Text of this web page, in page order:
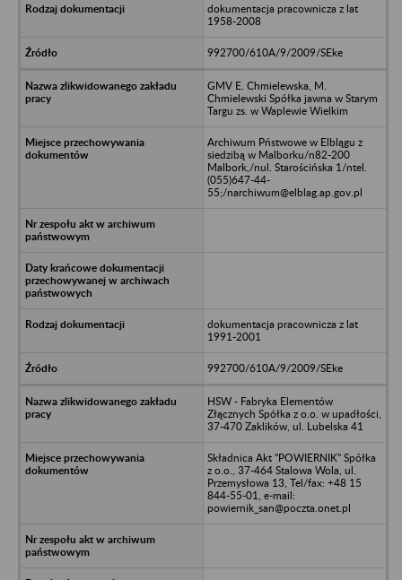
dokumentacja pracownicza z lat
1958-2008
992700/610A/9/2009/SEke
GMV E. Chmielewska, M.
Chmielewski Spółka jawna w Starym
Targu zs. w Waplewie Wielkim
Archiwum Pństwowe w Elblągu z
siedzibą w Malborku/n82-200
Malbork,/nul. Starościńska 1/ntel.
(055)647-44-
55;/narchiwum@elblag.ap.gov.pl
dokumentacja pracownicza z lat
1991-2001
992700/610A/9/2009/SEke
HSW - Fabryka Elementów
Złącznych Spółka z o.o. w upadłości,
37-470 Zaklików, ul. Lubelska 41
Składnica Akt "POWIERNIK" Spółka
z o.o., 37-464 Stalowa Wola, ul.
Przemysłowa 13, Tel/fax: +48 15
844-55-01, e-mail:
powiernik_san@poczta.onet.pl